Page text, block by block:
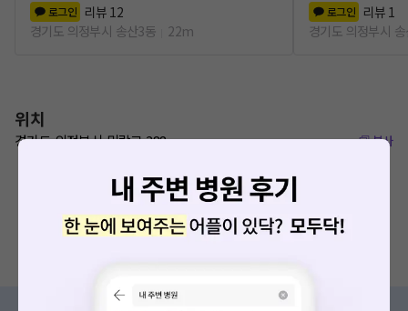
로그인 리뷰 12
경기도 의정부시 송산3동
22m
로그인 리뷰 1
경기도 의정부시
위치
경기도 의정부시 민락로 388 복사